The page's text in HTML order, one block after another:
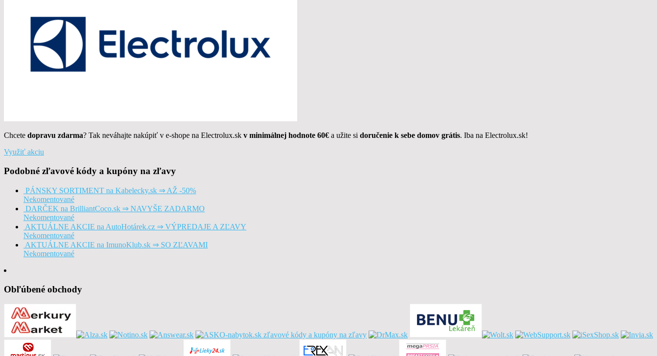
Chcete dopravu zdarma? Tak neváhajte nakúpiť v e-shope na Electrolux.sk v minimálnej hodnote 60€ a užite si doručenie k sebe domov grátis. Iba na Electrolux.sk!
Využiť akciu
Podobné zľavové kódy a kupóny na zľavy
PÁNSKY SORTIMENT na Kabelecky.sk ⇒ AŽ -50%
Nekomentované
DARČEK na BrilliantCoco.sk ⇒ NAVYŠE ZADARMO
Nekomentované
AKTUÁLNE AKCIE na AutoHotárek.cz ⇒ VÝPREDAJE A ZĽAVY
Nekomentované
AKTUÁLNE AKCIE na ImunoKlub.sk ⇒ SO ZĽAVAMI
Nekomentované
Obľúbené obchody